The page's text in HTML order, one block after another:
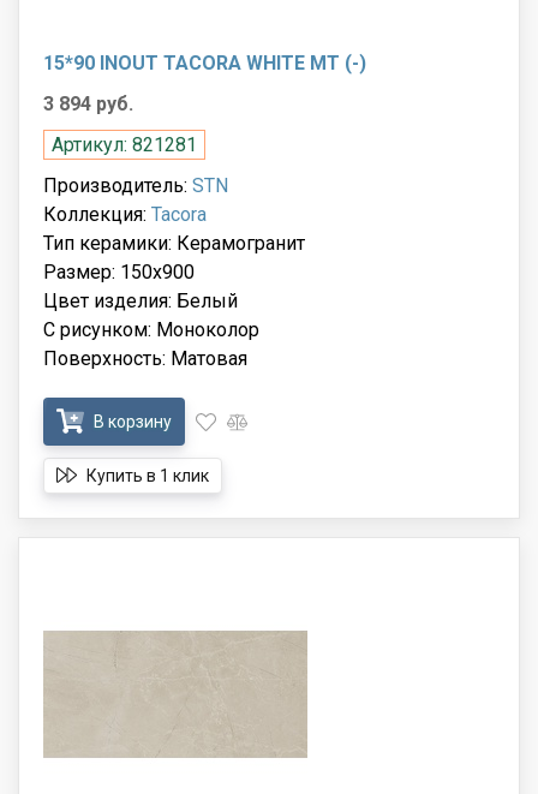
15*90 INOUT TACORA WHITE MT (-)
3 894 руб.
Артикул: 821281
Производитель: STN
Коллекция: Tacora
Тип керамики: Керамогранит
Размер: 150x900
Цвет изделия: Белый
С рисунком: Моноколор
Поверхность: Матовая
В корзину
Купить в 1 клик